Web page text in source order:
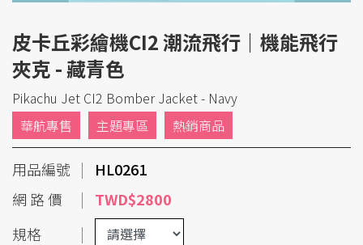
皮卡丘彩繪機CI2 潮流飛行｜機能飛行
夾克 - 藏青色
Pikachu Jet CI2 Bomber Jacket - Navy
華航專售
主題專區 熱銷商品
用品編號
HL0261
網 路 價
TWD$2800
規格